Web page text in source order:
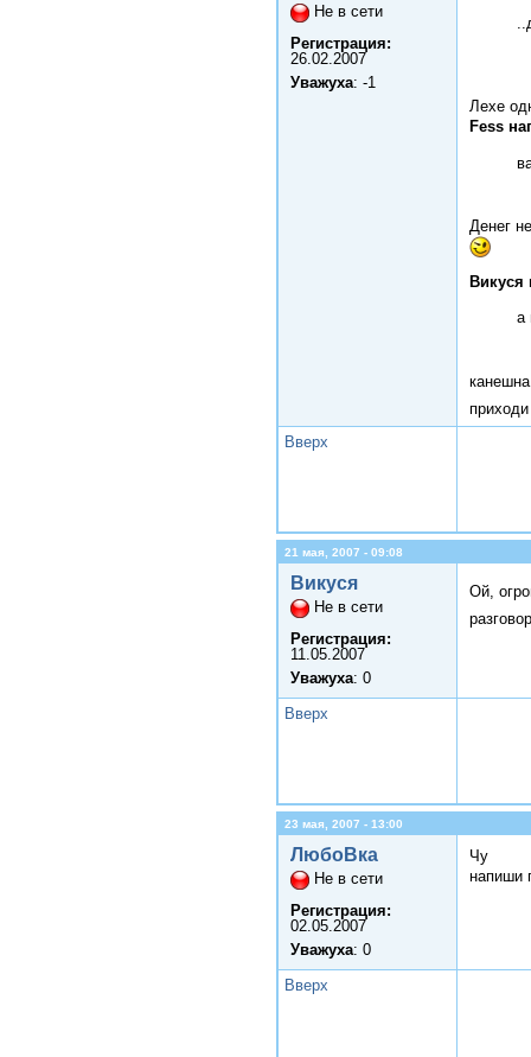
Не в сети
Регистрация:
26.02.2007
Уважуха: -1
Лехе
Fess
Денег
Викуся
а
Вверх
21 мая, 2007 - 09:08
Викуся
Не в сети
Регистрация:
11.05.2007
Уважуха: 0
Ой,
Вверх
23 мая, 2007 - 13:00
ЛюбоВка
Не в сети
Регистрация:
02.05.2007
Уважуха: 0
Чу
напиши
Вверх